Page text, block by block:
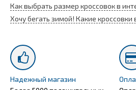
Как выбрать размер кроссовок в
Хочу бегать зимой! Какие кроссовки
Надежный магазин